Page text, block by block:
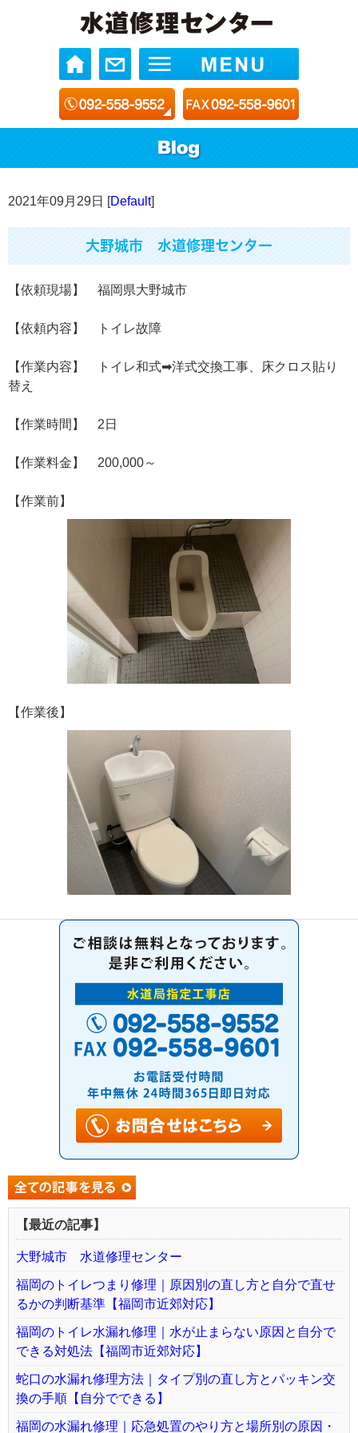
2021年09月29日 [Default]
大野城市 水道修理センター
【依頼現場】 福岡県大野城市
【依頼内容】 トイレ故障
【作業内容】 トイレ和式➡洋式交換工事、床クロス貼り
替え
【作業時間】 2日
【作業料金】 200,000～
【作業前】
【作業後】
【最近の記事】
大野城市 水道修理センター
福岡のトイレつまり修理｜原因別の直し方と自分で直せ
るかの判断基準【福岡市近郊対応】
福岡のトイレ水漏れ修理｜水が止まらない原因と自分で
できる対処法【福岡市近郊対応】
蛇口の水漏れ修理方法｜タイプ別の直し方とパッキン交
換の手順【自分でできる】
福岡の水漏れ修理｜応急処置のやり方と場所別の原因・